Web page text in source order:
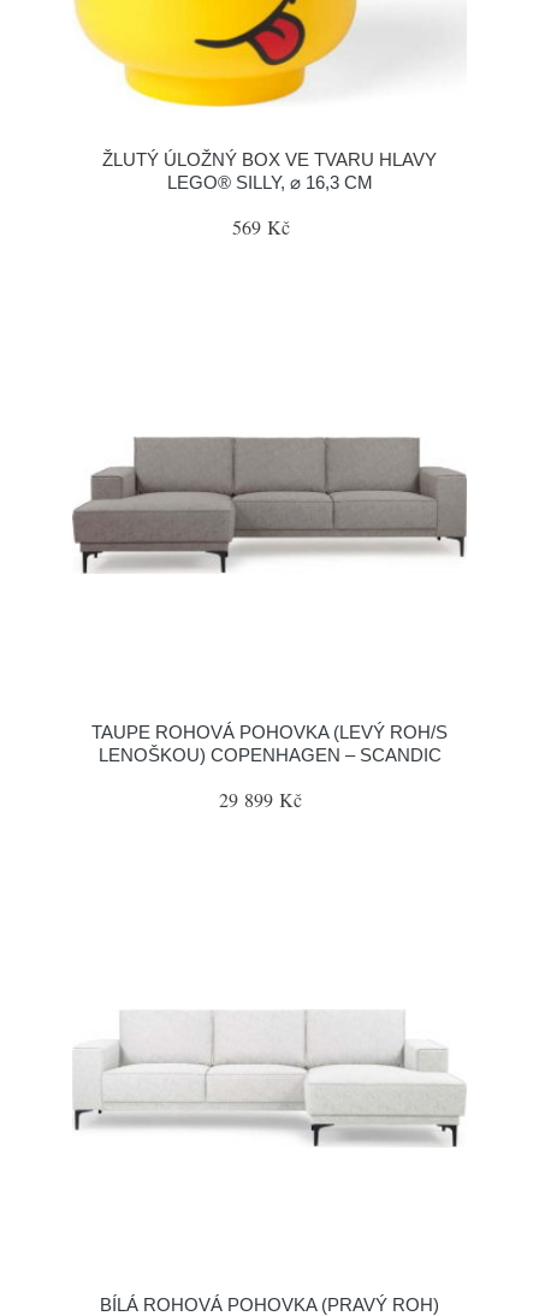
ŽLUTÝ ÚLOŽNÝ BOX VE TVARU HLAVY
LEGO® SILLY, ⌀ 16,3 CM
569 Kč
TAUPE ROHOVÁ POHOVKA (LEVÝ ROH/S
LENOŠKOU) COPENHAGEN – SCANDIC
29 899 Kč
BÍLÁ ROHOVÁ POHOVKA (PRAVÝ ROH)